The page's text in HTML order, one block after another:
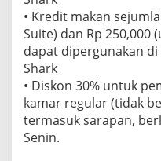
• Kredit makan
Suite) dan Rp 250,000
dapat dipergunakan
Shark
• Diskon 30% untuk
kamar regular (tidak
termasuk sarapan,
Senin.